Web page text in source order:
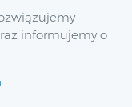
informujemy o